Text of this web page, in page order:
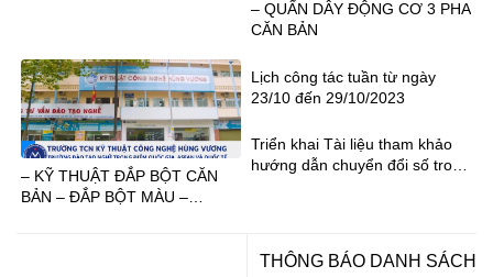
– QUẤN DÂY ĐỘNG CƠ 3 PHA
CĂN BẢN
– KỸ THUẬT ĐẮP BỘT CĂN
BẢN – ĐẮP BỘT MÀU –
Lịch công tác tuần từ ngày
23/10 đến 29/10/2023
Triển khai Tài liệu tham khảo
hướng dẫn chuyển đổi số trong
THÔNG BÁO DANH SÁCH